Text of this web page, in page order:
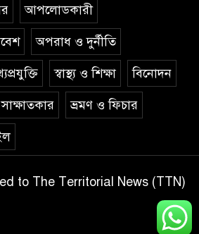
আপলোডকারী
অপরাধ ও দুর্নীতি
স্বাস্থ্য ও শিক্ষা বিনোদন
ভ্রমণ ও ফিচার
to The Territorial News (TTN)